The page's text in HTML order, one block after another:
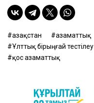
Қазақстан азаматтық
Ұлттық бірыңғай тестілеу
қос азаматтық